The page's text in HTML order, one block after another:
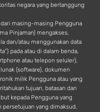
negara yang bertanggung
masing-masing Pengguna
Pinjaman) mengakses,
dan/atau menggunakan data
pada atau di dalam benda,
atau telepon seluler),
(software), dokumen
milik Pengguna atau yang
tujuan, batasan dan
kepada Pengguna yang
yang dimaksud.